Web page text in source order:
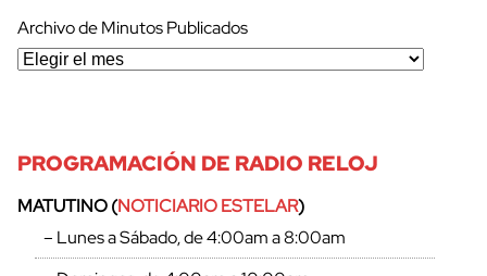
Archivo de Minutos Publicados
PROGRAMACIÓN DE RADIO RELOJ
MATUTINO (NOTICIARIO ESTELAR)
– Lunes a Sábado, de 4:00am a 8:00am